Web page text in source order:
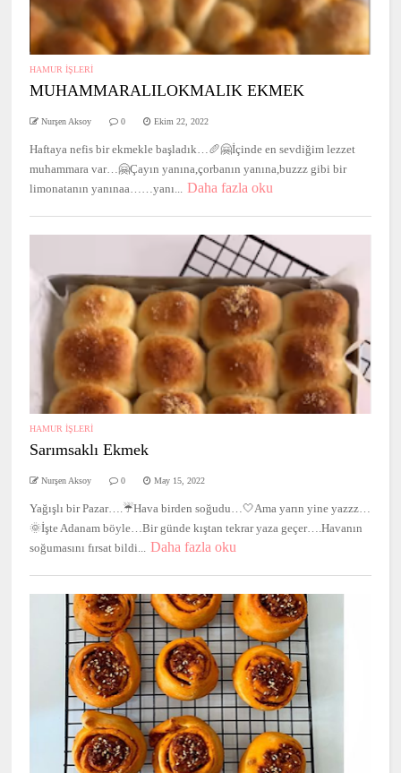
HAMUR İŞLERİ
MUHAMMARALILOKMALIK EKMEK
Nurşen Aksoy 0 Ekim 22, 2022
Haftaya nefis bir ekmekle başladık…🥖🤗İçinde en sevdiğim lezzet
muhammara var…🤗Çayın yanına,çorbanın yanına,buzzz gibi bir
limonatanın yanınaa……yanı... Daha fazla oku
HAMUR İŞLERİ
Sarımsaklı Ekmek
Nurşen Aksoy 0 May 15, 2022
Yağışlı bir Pazar….☔️Hava birden soğudu…🤍Ama yarın yine yazzz…
🌞İşte Adanam böyle…Bir günde kıştan tekrar yaza geçer….Havanın
soğumasını fırsat bildi... Daha fazla oku